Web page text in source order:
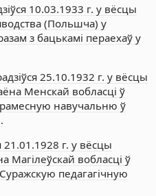
10.03.1933 г. у вёсцы
(Польшча) у
з бацькамі пераехаў у
25.10.1932 г. у вёсцы
Менскай вобласці ў
навучальню ў
21.01.1928 г. у вёсцы
Магілеўскай вобласці ў
педагагічную